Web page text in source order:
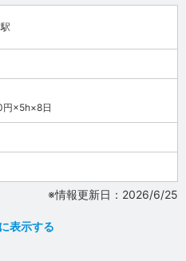
×5h×8日
※情報更新日：2026/6/25
表示する